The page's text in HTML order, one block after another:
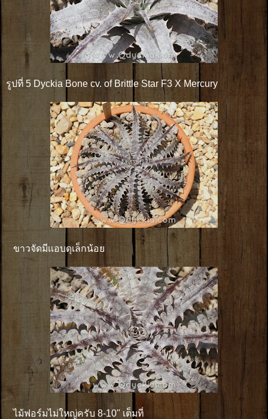
รูปที่ 5 Dyckia Bone cv. of Brittle Star F3 X Mercury
ขาวจัดมีเเอบดุเล็กน้อย
ไม้ฟอร์มไม่ใหญ่ครับ 8-10" เต็มที่